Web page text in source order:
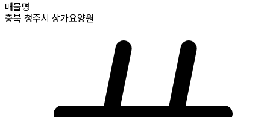
매물명
충북 청주시 상가요양원